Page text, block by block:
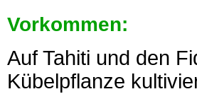
Vorkommen:
Auf Tahiti und den
Kübelpflanze